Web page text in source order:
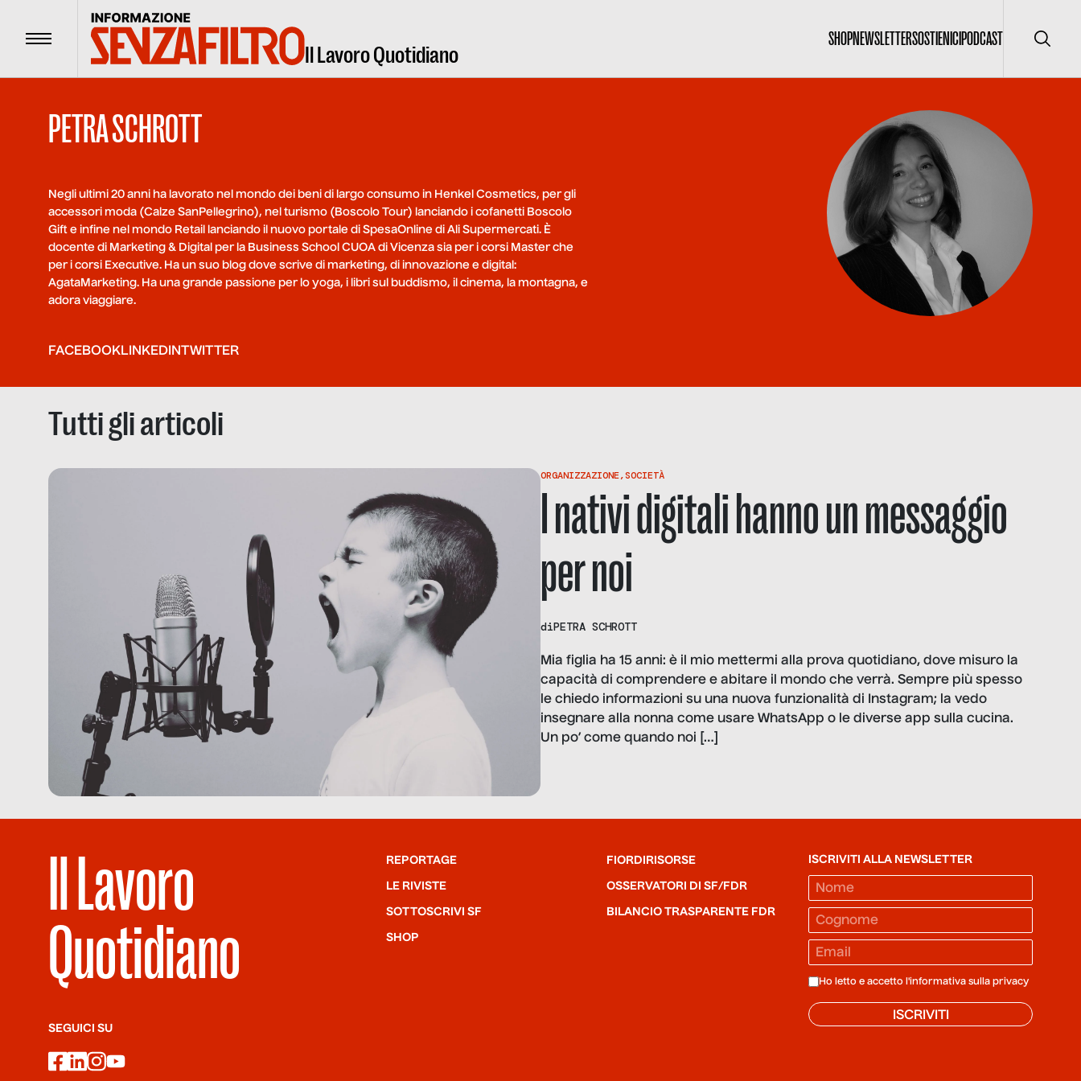
Menu Il Lavoro Quotidiano
SHOPNEWSLETTERSOSTIENICIPODCAST Cerca
PETRA SCHROTT
Negli ultimi 20 anni ha lavorato nel mondo dei beni di largo consumo in Henkel Cosmetics, per gli
accessori moda (Calze SanPellegrino), nel turismo (Boscolo Tour) lanciando i cofanetti Boscolo
Gift e infine nel mondo Retail lanciando il nuovo portale di SpesaOnline di Ali Supermercati. È
docente di Marketing & Digital per la Business School CUOA di Vicenza sia per i corsi Master che
per i corsi Executive. Ha un suo blog dove scrive di marketing, di innovazione e digital:
AgataMarketing. Ha una grande passione per lo yoga, i libri sul buddismo, il cinema, la montagna, e
adora viaggiare.
FACEBOOKLINKEDINTWITTER
Tutti gli articoli
ORGANIZZAZIONE,SOCIETÀ
I nativi digitali hanno un messaggio
per noi
diPETRA SCHROTT
Mia figlia ha 15 anni: è il mio mettermi alla prova quotidiano, dove misuro la
capacità di comprendere e abitare il mondo che verrà. Sempre più spesso
le chiedo informazioni su una nuova funzionalità di Instagram; la vedo
insegnare alla nonna come usare WhatsApp o le diverse app sulla cucina.
Un po’ come quando noi […]
Il Lavoro
Quotidiano
SEGUICI SU
facebook
linkedin
instagram
youtube
REPORTAGE
LE RIVISTE
SOTTOSCRIVI SF
SHOP
FIORDIRISORSE
OSSERVATORI DI SF/FDR
BILANCIO TRASPARENTE FDR
ISCRIVITI ALLA NEWSLETTER
Ho letto e accetto l'informativa sulla privacy
ISCRIVITI